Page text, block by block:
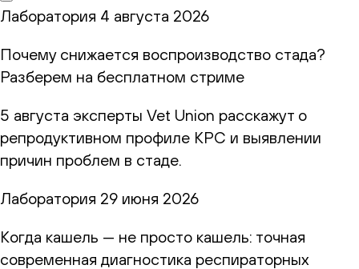
Лаборатория 4 августа 2026
Почему снижается воспроизводство стада?
Разберем на бесплатном стриме
5 августа эксперты Vet Union расскажут о
репродуктивном профиле КРС и выявлении
причин проблем в стаде.
Лаборатория 29 июня 2026
Когда кашель — не просто кашель: точная
современная диагностика респираторных